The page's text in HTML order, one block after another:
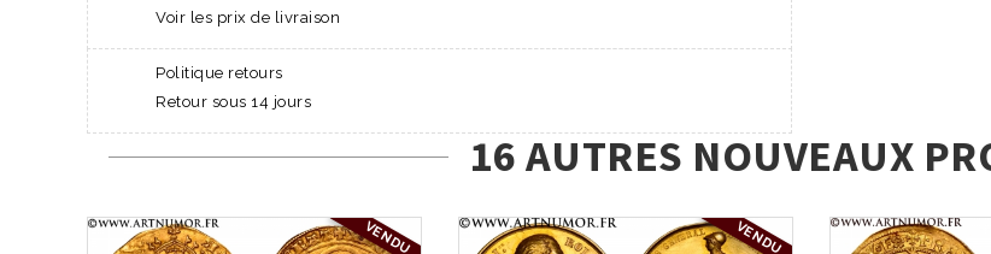
Voir les prix de livraison
Politique retours
Retour sous 14 jours
16 AUTRES NOUVEAUX
VENDU VENDU